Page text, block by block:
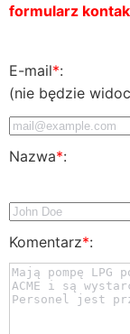
formularz
E-mail*:
(nie będzie
Nazwa*:
Komentarz*: